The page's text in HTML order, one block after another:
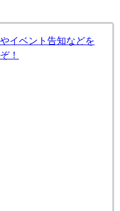
イベント告知などを
！